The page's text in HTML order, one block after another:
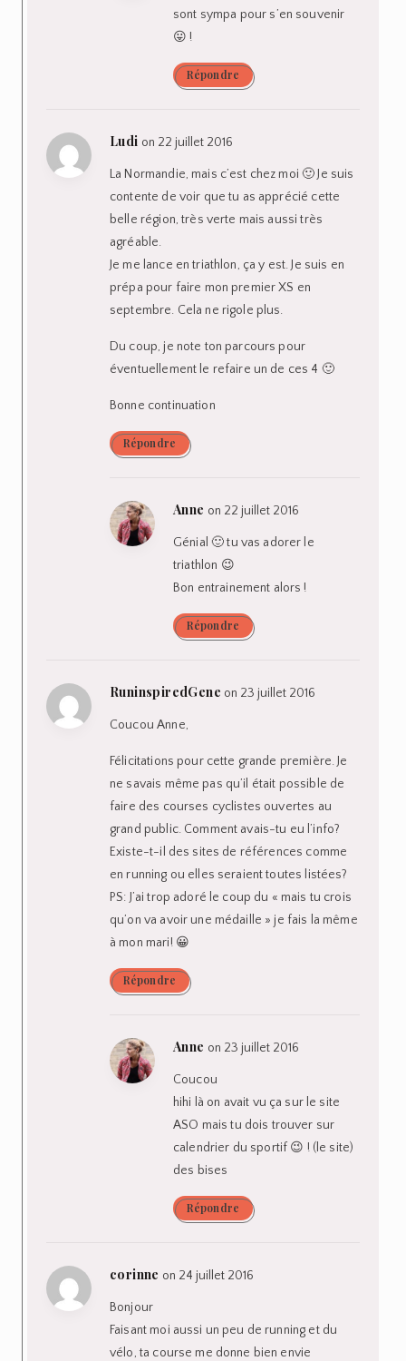
sont sympa pour s’en souvenir
😛 !
Répondre
Ludi on 22 juillet 2016
La Normandie, mais c’est chez moi 🙂 Je suis
contente de voir que tu as apprécié cette
belle région, très verte mais aussi très
agréable.
Je me lance en triathlon, ça y est. Je suis en
prépa pour faire mon premier XS en
septembre. Cela ne rigole plus.
Du coup, je note ton parcours pour
éventuellement le refaire un de ces 4 🙂
Bonne continuation
Répondre
Anne on 22 juillet 2016
Génial 🙂 tu vas adorer le
triathlon 😉
Bon entrainement alors !
Répondre
RuninspiredGene on 23 juillet 2016
Coucou Anne,
Félicitations pour cette grande première. Je
ne savais même pas qu’il était possible de
faire des courses cyclistes ouvertes au
grand public. Comment avais-tu eu l’info?
Existe-t-il des sites de références comme
en running ou elles seraient toutes listées?
PS: J’ai trop adoré le coup du « mais tu crois
qu’on va avoir une médaille » je fais la même
à mon mari! 😀
Répondre
Anne on 23 juillet 2016
Coucou
hihi là on avait vu ça sur le site
ASO mais tu dois trouver sur
calendrier du sportif 😉 ! (le site)
des bises
Répondre
corinne on 24 juillet 2016
Bonjour
Faisant moi aussi un peu de running et du
vélo, ta course me donne bien envie